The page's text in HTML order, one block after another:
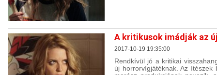
A kritikusok imádják az
2017-10-19 19:35:00
Rendkívül jó a kritikai
új horrorvígjátéknak. Az ítészek